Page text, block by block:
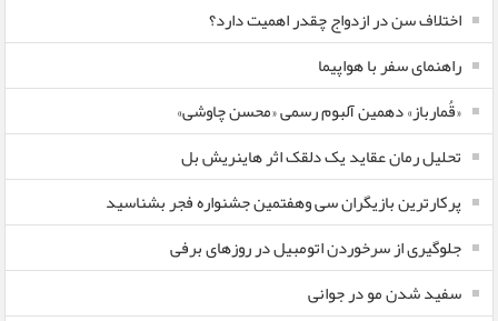
اختلاف سن در ازدواج چقدر اهمیت دارد؟
راهنمای سفر با هواپیما
«قُمارباز» دهمین آلبوم رسمی «محسن چاوشی»
تحلیل رمان عقاید یک دلقک اثر هاینریش بل
پرکارترین بازیگران سی وهفتمین جشنواره فجر بشناسید
جلوگیری از سرخوردن اتومبیل در روزهای برفی
سفید شدن مو در جوانی